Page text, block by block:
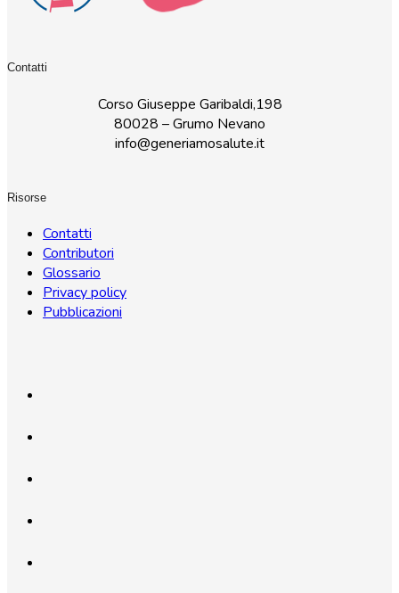
Contatti
Corso Giuseppe Garibaldi,198
80028 – Grumo Nevano
info@generiamosalute.it
Risorse
Contatti
Contributori
Glossario
Privacy policy
Pubblicazioni